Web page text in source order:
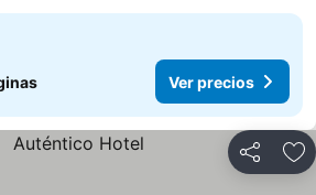
Ver precios
Compartir